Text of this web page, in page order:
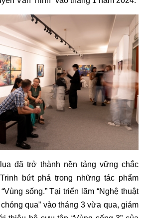
đã trở thành nền tảng vững chắc
bứt phá trong những tác phẩm
sống.” Tại triển lãm “Nghệ thuật
qua” vào tháng 3 vừa qua, giám